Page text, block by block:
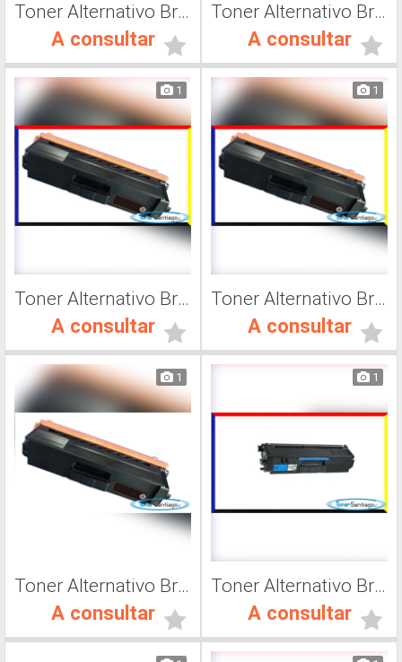
Toner Alternativo Brother TN 315C, Impresora Láser
A consultar
Toner Alternativo Brother TN 316Y, Impresora Láser
A consultar
1
Toner Alternativo Brother TN 316M, Impresora Láser
A consultar
1
Toner Alternativo Brother TN 316C, Impresora Láser
A consultar
1
Toner Alternativo Brother TN 316K, Impresora Láser
A consultar
1
Toner Alternativo Brother TN 319M, Impresora Láser
A consultar